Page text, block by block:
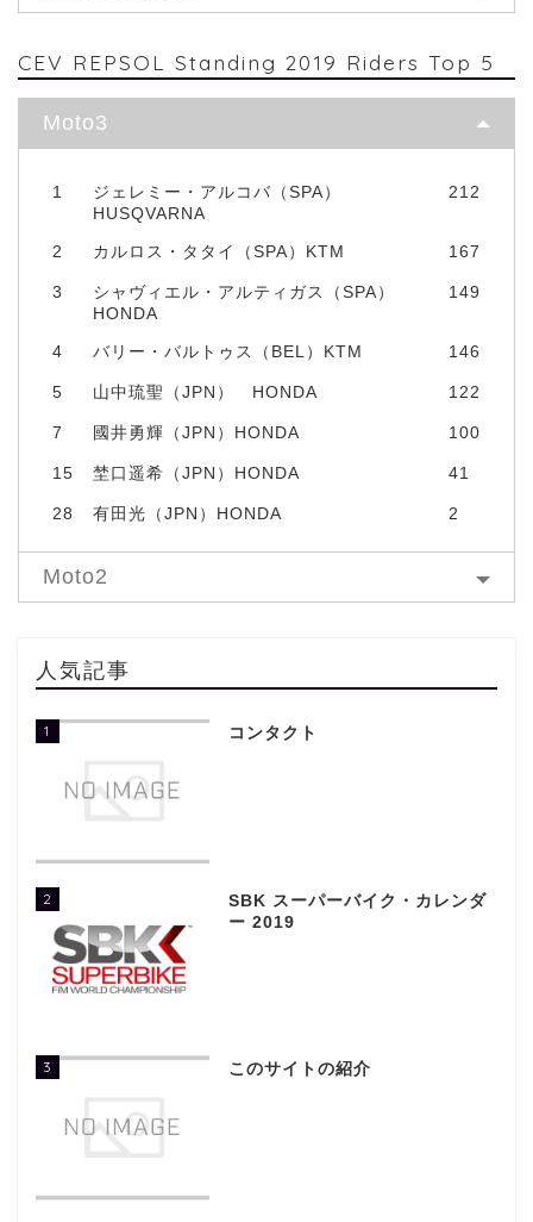
CEV REPSOL Standing 2019 Riders Top 5
Moto3
1
ジェレミー・アルコバ（SPA）
HUSQVARNA
212
2 カルロス・タタイ（SPA）KTM 167
3
シャヴィエル・アルティガス（SPA）
HONDA
149
4 バリー・バルトゥス（BEL）KTM 146
5 山中琉聖（JPN） HONDA 122
7 國井勇輝（JPN）HONDA 100
15 埜口遥希（JPN）HONDA 41
28 有田光（JPN）HONDA 2
Moto2
人気記事
1 コンタクト
2
SBK スーパーバイク・カレンダ
ー 2019
3 このサイトの紹介